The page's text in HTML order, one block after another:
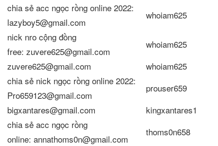
chia sẻ acc ngọc rồng online 2022:
lazyboy5@gmail.com
whoiam625
nick nro cộng đồng
free: zuvere625@gmail.com
whoiam625
zuvere625@gmail.com
whoiam625
chia sẻ nick ngọc rồng online 2022:
Pro659123@gmail.com
prouser659
bigxantares@gmail.com
kingxantares1
chia sẻ acc ngọc rồng
online: annathoms0n@gmail.com
thoms0n658